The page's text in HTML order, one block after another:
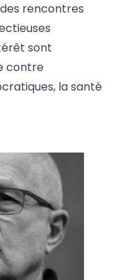
rencontres
sont
contre
la santé